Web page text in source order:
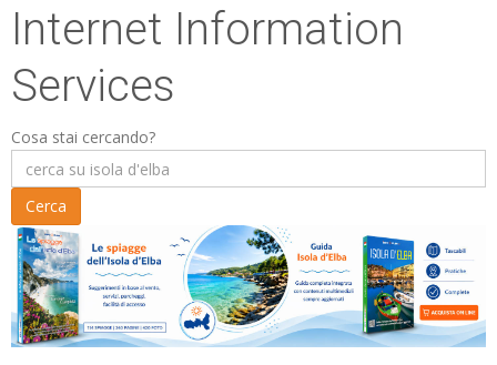
Internet Information
Services
Cosa stai cercando?